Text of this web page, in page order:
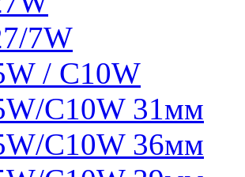
7W
/ C10W
C10W 31мм
C10W 36мм